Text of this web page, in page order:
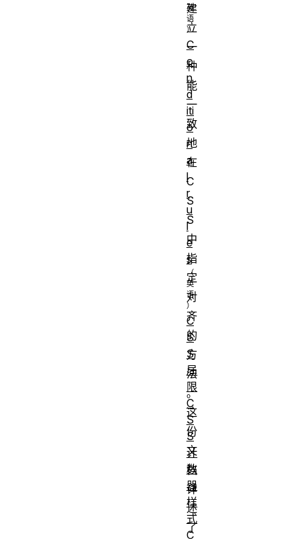
建
立
一
种
能
一
致
地
在
C
S
S
中
指
定
对
齐
的
方
法
。
这
份
文
档
详
述
了
C
o
n
d
iti
o
n
a
l
r
u
l
e
s
C
S
S
局
限
C
S
S
计
数
器
样
式
C